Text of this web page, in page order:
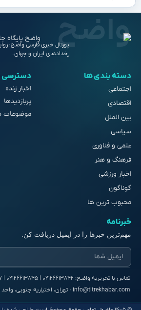
پورتال خبری فارسی واضح؛
رخدادهای ایران و جهان.
دسته بندی ها
اجتماعی
اقتصادی
بین الملل
سیاسی
علمی و فناوری
فرهنگ و هنر
اخبار ورزشی
گوناگون
محبوب ترین ها
دسترسی
اخبار زنده
پربازدیدها
موضوعات
خبرنامه
مهم‌ترین خبرها را در ایمیل دریافت کن.